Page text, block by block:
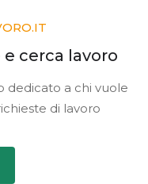
cerca lavoro
dedicato a chi vuole
di lavoro